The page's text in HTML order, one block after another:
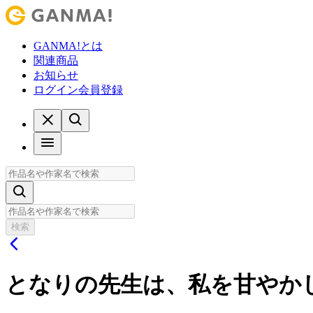
GANMA!とは
関連商品
お知らせ
ログイン会員登録
検索
となりの先生は、私を甘やか